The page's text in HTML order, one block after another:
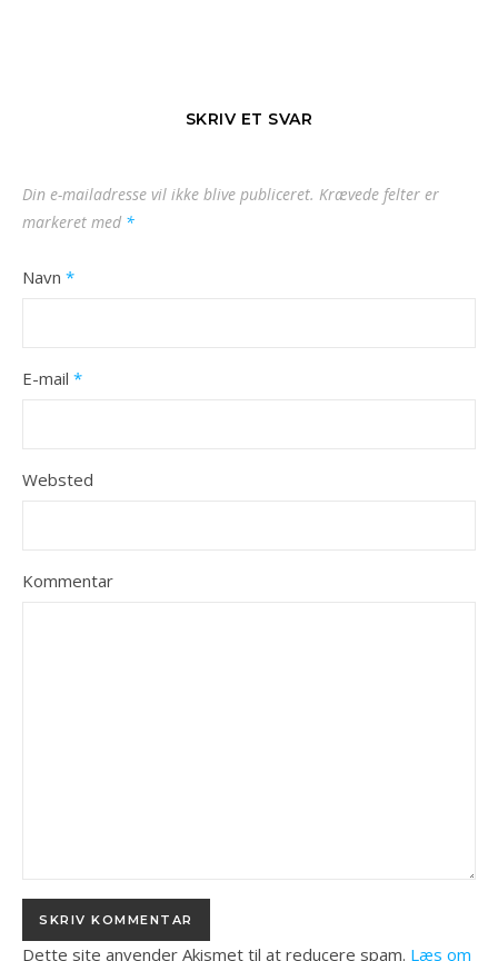
SKRIV ET SVAR
Din e-mailadresse vil ikke blive publiceret. Krævede felter er
markeret med *
Navn *
E-mail *
Websted
Kommentar
Dette site anvender Akismet til at reducere spam. Læs om